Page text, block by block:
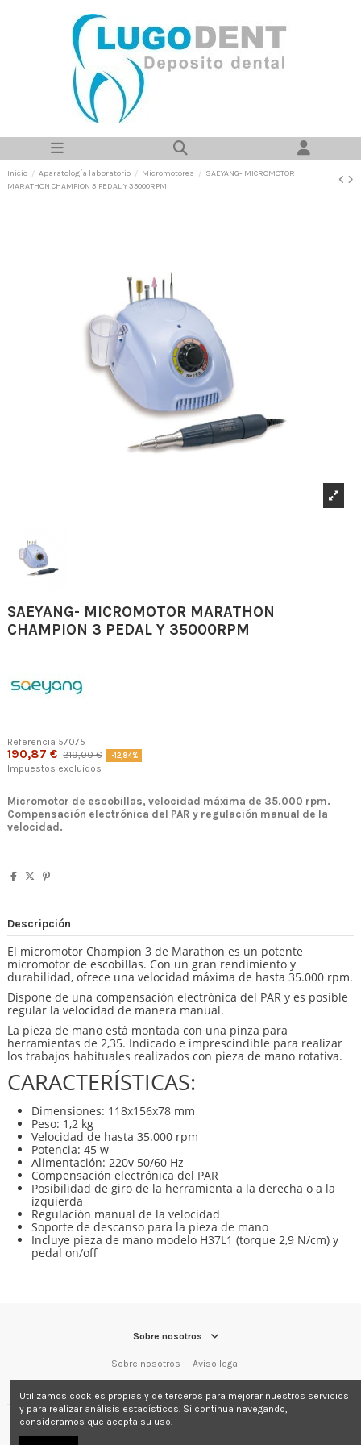
Inicio Aparatología laboratorio Micromotores
SAEYANG- MICROMOTOR
MARATHON CHAMPION 3 PEDAL Y 35000RPM
SAEYANG- MICROMOTOR MARATHON
CHAMPION 3 PEDAL Y 35000RPM
Referencia 57075
190,87 € 219,00 € -12,84%
Impuestos excluidos
Micromotor de escobillas, velocidad máxima de 35.000 rpm.
Compensación electrónica del PAR y regulación manual de la
velocidad.
Descripción
El micromotor Champion 3 de Marathon es un potente
micromotor de escobillas. Con un gran rendimiento y
durabilidad, ofrece una velocidad máxima de hasta 35.000 rpm.
Dispone de una compensación electrónica del PAR y es posible
regular la velocidad de manera manual.
La pieza de mano está montada con una pinza para
herramientas de 2,35. Indicado e imprescindible para realizar
los trabajos habituales realizados con pieza de mano rotativa.
CARACTERÍSTICAS:
Dimensiones: 118x156x78 mm
Peso: 1,2 kg
Velocidad de hasta 35.000 rpm
Potencia: 45 w
Alimentación: 220v 50/60 Hz
Compensación electrónica del PAR
Posibilidad de giro de la herramienta a la derecha o a la
izquierda
Regulación manual de la velocidad
Soporte de descanso para la pieza de mano
Incluye pieza de mano modelo H37L1 (torque 2,9 N/cm) y
pedal on/off
Sobre nosotros
Sobre nosotros Aviso legal
Contact us
Lugodent Depósito Dental
Calle Pintor Pacios 24 Bajo 27004 – LUGO
982 210 302 Whatsapp 657 598 863
Utilizamos cookies propias y de terceros para mejorar nuestros servicios
y para realizar análisis estadísticos. Si continua navegando,
consideramos que acepta su uso.